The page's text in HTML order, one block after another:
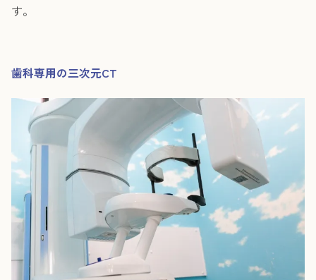
す。
歯科専用の三次元CT